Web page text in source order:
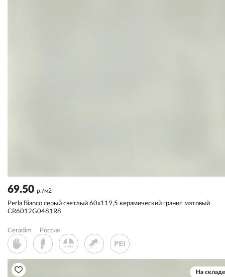
69.50 р./м2
Perla Bianco серый светлый 60x119,5 керамический гранит матовый
CR6012G0481R8
Ceradim Россия
На складе